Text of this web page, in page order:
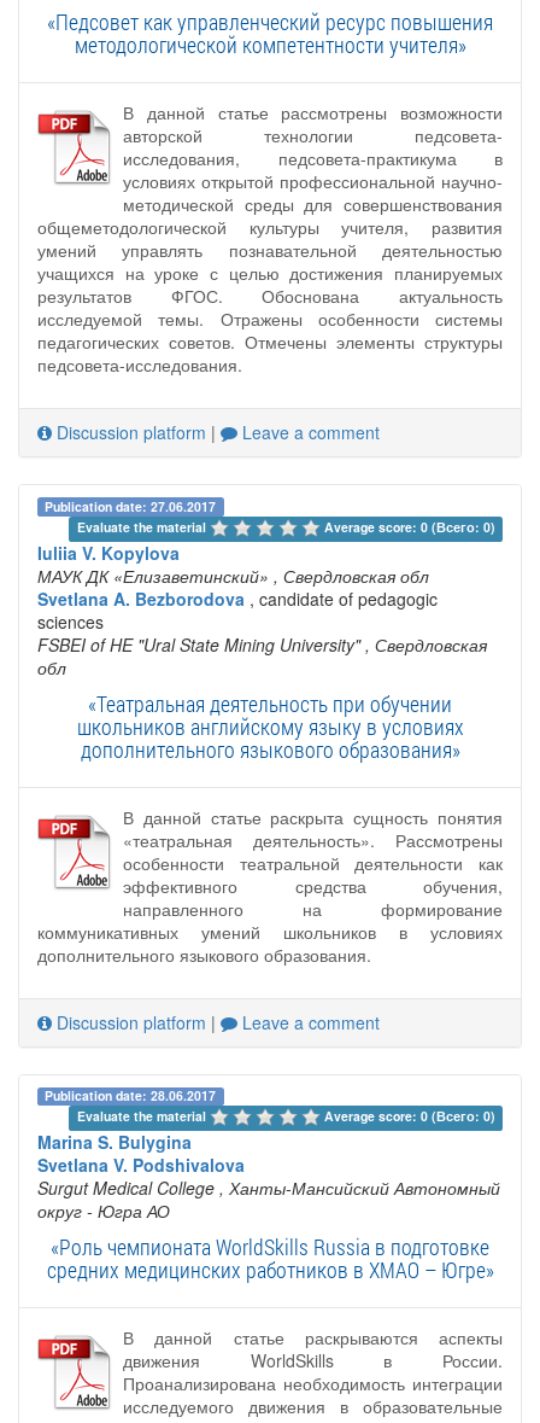
«Педсовет как управленческий ресурс повышения
методологической компетентности учителя»
В данной статье рассмотрены возможности
авторской технологии педсовета-
исследования, педсовета-практикума в
условиях открытой профессиональной научно-
методической среды для совершенствования
общеметодологической культуры учителя, развития
умений управлять познавательной деятельностью
учащихся на уроке с целью достижения планируемых
результатов ФГОС. Обоснована актуальность
исследуемой темы. Отражены особенности системы
педагогических советов. Отмечены элементы структуры
педсовета-исследования.
Discussion platform | Leave a comment
Publication date: 27.06.2017
Evaluate the material
Average score: 0 (Всего: 0)
Iuliia V. Kopylova
МАУК ДК «Елизаветинский» , Свердловская обл
Svetlana A. Bezborodova , candidate of pedagogic
sciences
FSBEI of HE "Ural State Mining University" , Свердловская
обл
«Театральная деятельность при обучении
школьников английскому языку в условиях
дополнительного языкового образования»
В данной статье раскрыта сущность понятия
«театральная деятельность». Рассмотрены
особенности театральной деятельности как
эффективного средства обучения,
направленного на формирование
коммуникативных умений школьников в условиях
дополнительного языкового образования.
Discussion platform | Leave a comment
Publication date: 28.06.2017
Evaluate the material
Average score: 0 (Всего: 0)
Marina S. Bulygina
Svetlana V. Podshivalova
Surgut Medical College , Ханты-Мансийский Автономный
округ - Югра АО
«Роль чемпионата WorldSkills Russia в подготовке
средних медицинских работников в ХМАО – Югре»
В данной статье раскрываются аспекты
движения WorldSkills в России.
Проанализирована необходимость интеграции
исследуемого движения в образовательные